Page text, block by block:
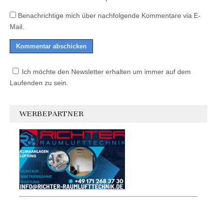
Benachrichtige mich über nachfolgende Kommentare via E-
Mail.
Ich möchte den Newsletter erhalten um immer auf dem
Laufenden zu sein.
WERBEPARTNER